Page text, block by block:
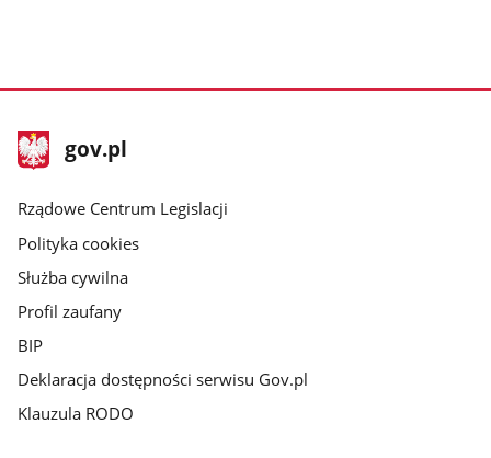
stopka
gov.plStrona
gov.pl
Rządowe Centrum Legislacji
Polityka cookies
Służba cywilna
Profil zaufany
BIP
Deklaracja dostępności serwisu Gov.pl
Klauzula RODO